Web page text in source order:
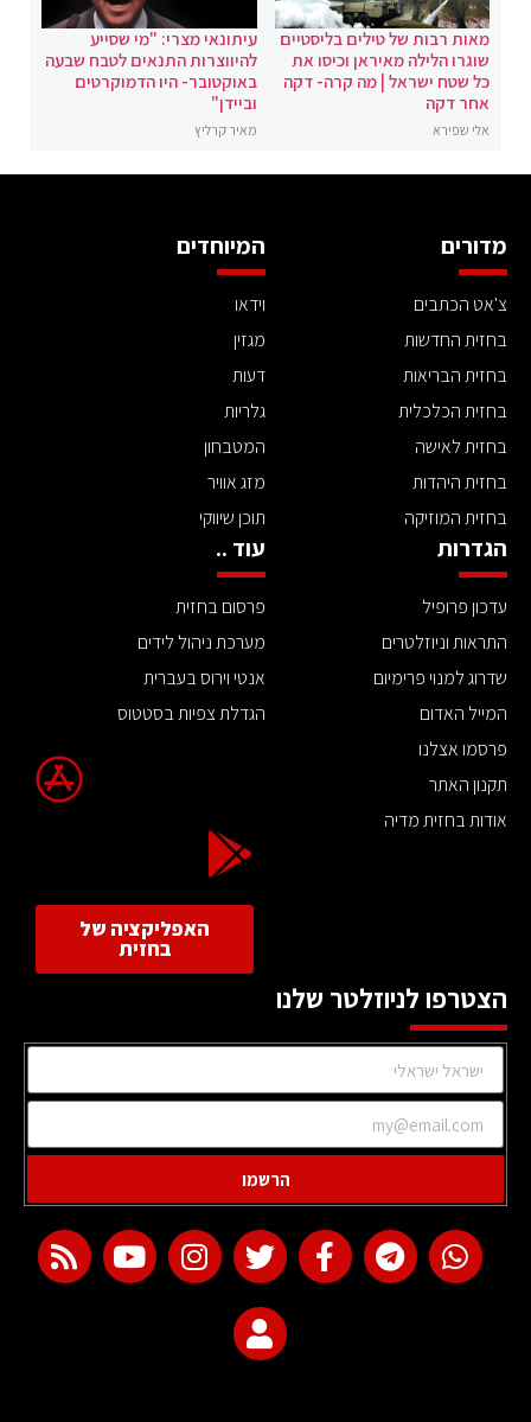
מאות רבות של טילים בליסטיים
שוגרו הלילה מאיראן וכיסו את
כל שטח ישראל | מה קרה- דקה
אחר דקה
אלי שפירא
עיתונאי מצרי: "מי שסייע
להיווצרות התנאים לטבח שבעה
באוקטובר- היו הדמוקרטים
וביידן"
מאיר קרליץ
מדורים
צ'אט הכתבים
בחזית החדשות
בחזית הבריאות
בחזית הכלכלית
בחזית לאישה
בחזית היהדות
בחזית המוזיקה
המיוחדים
וידאו
מגזין
דעות
גלריות
המטבחון
מזג אוויר
תוכן שיווקי
הגדרות
עדכון פרופיל
התראות וניוזלטרים
שדרוג למנוי פרימיום
המייל האדום
פרסמו אצלנו
תקנון האתר
אודות בחזית מדיה
עוד ..
פרסום בחזית
מערכת ניהול לידים
אנטי וירוס בעברית
הגדלת צפיות בסטטוס
האפליקציה של
בחזית
הצטרפו לניוזלטר שלנו
הרשמו